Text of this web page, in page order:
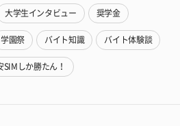
大学生インタビュー 奨学金
学園祭 バイト知識 バイト体験談
SIMしか勝たん！